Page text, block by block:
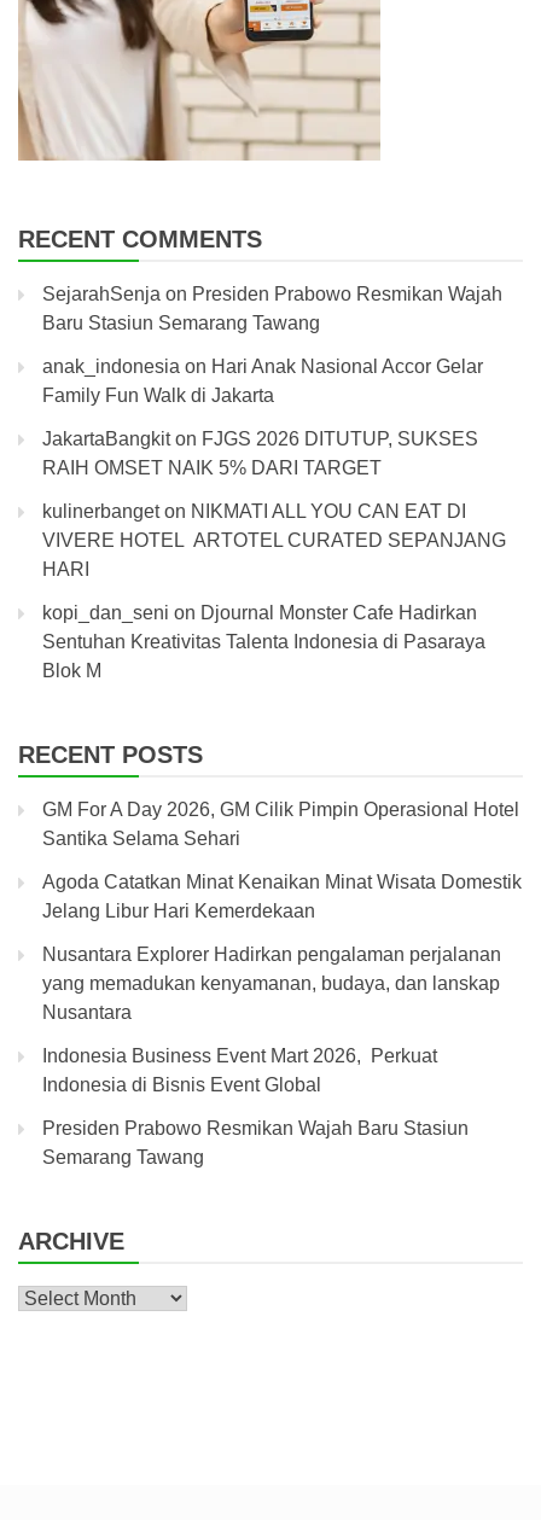
RECENT COMMENTS
SejarahSenja on Presiden Prabowo Resmikan Wajah
Baru Stasiun Semarang Tawang
anak_indonesia on Hari Anak Nasional Accor Gelar
Family Fun Walk di Jakarta
JakartaBangkiton FJGS 2026 DITUTUP, SUKSES
RAIH OMSET NAIK 5% DARI TARGET
kulinerbangeton NIKMATI ALL YOU CAN EAT DI
VIVERE HOTEL ARTOTEL CURATED SEPANJANG
HARI
kopi_dan_seni on Djournal Monster Cafe Hadirkan
Sentuhan Kreativitas Talenta Indonesia di Pasaraya
Blok M
RECENT POSTS
GM For A Day 2026, GM Cilik Pimpin Operasional Hotel
Santika Selama Sehari
Agoda Catatkan Minat Kenaikan Minat Wisata Domestik
Jelang Libur Hari Kemerdekaan
Nusantara Explorer Hadirkan pengalaman perjalanan
yang memadukan kenyamanan, budaya, dan lanskap
Nusantara
Indonesia Business Event Mart 2026, Perkuat
Indonesia di Bisnis Event Global
Presiden Prabowo Resmikan Wajah Baru Stasiun
Semarang Tawang
ARCHIVE
Archive